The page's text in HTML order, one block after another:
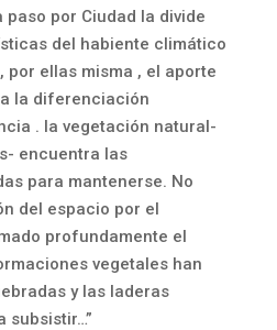
paso por Ciudad la divide
del habiente climático
por ellas misma , el aporte
la diferenciación
. la vegetación natural-
encuentra las
para mantenerse. No
del espacio por el
profundamente el
vegetales han
y las laderas
subsistir…”